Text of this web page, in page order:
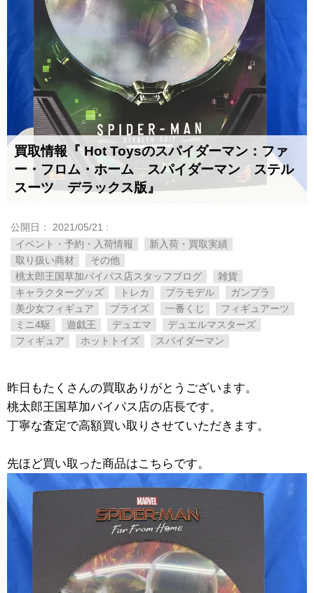
買取情報『 Hot ​Toysのスパイダーマン：ファ
ー・フロム・ホーム スパイダーマン ステル
スーツ デラックス版』
公開日： 2021/05/21 :
イベント・予約・入荷情報
新入荷・買取実績
取り扱い商材
その他
桃太郎王国草加バイパス店スタッフブログ
雑貨
キャラクターグッズ
トレカ プラモデル
ガンプラ
美少女フィギュア
プライズ 一番くじ
フィギュアーツ
ミニ4駆
遊戯王 デュエマ
デュエルマスターズ
フィギュア
ホットトイズ スパイダーマン
昨日もたくさんの買取ありがとうございます。
桃太郎王国草加バイパス店の店長です。
丁寧な査定で高額買い取りさせていただきます。
先ほど買い取った商品はこちらです。